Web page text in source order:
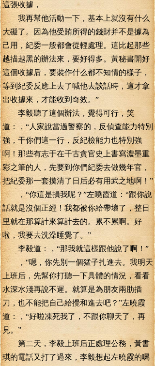
這張收據，
我再幫他活動一下，基本上就沒有什么
大礙了。因為他受賄所得的錢財并不是據為
己用，紀委一般都會從輕處理。這比起那些
越描越黑的辦法來，要好得多。黃秘書開好
這個收據后，要裝作什么都不知情的樣子，
等到紀委反應上去了喊他去談話時，這才拿
出收據來，才能收到奇效。”
李毅聽了這個辦法，覺得可行，笑
道：，“人家說當過警察的，反偵查能力特別
強，干你們這一行，反紀檢能力也特別強
啊！那些有志于在千古貪官史上書寫濃墨重
彩之筆的人，先要到你們紀委去做幾年官，
把紀委那一套摸清了日后必有用武之地啊！”
，“你這是損我呢？”左曉霞道：“跟你說
話就是沒個正經！我都被你給帶壞了，整日
里就在那算計來算計去的。累不累啊。好
啦，我要去洗澡睡覺了。”
李毅道：，“那我就這樣跟他說了啊！”
，“嗯，你先別一個猛子扎進去。我明天
上班后，先幫你打聽一下具體的情況，看看
水深水淺再說不遲。就算是為朋友兩肋插
刀，也不能把自己給攪和進去吧？”左曉霞
道：，“好啦凍死我了，不跟你聊天了，再
見。”
第二天，李毅上班后正處理公務，黃書
琪的電話又打了過來，李毅想起左曉霞的囑